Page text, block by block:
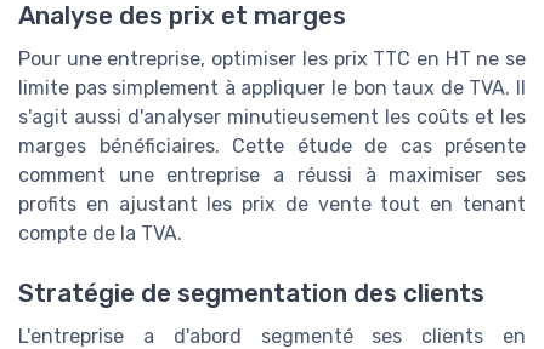
Analyse des prix et marges
Pour une entreprise, optimiser les prix TTC en HT ne se
limite pas simplement à appliquer le bon taux de TVA. Il
s'agit aussi d'analyser minutieusement les coûts et les
marges bénéficiaires. Cette étude de cas présente
comment une entreprise a réussi à maximiser ses
profits en ajustant les prix de vente tout en tenant
compte de la TVA.
Stratégie de segmentation des clients
L'entreprise a d'abord segmenté ses clients en